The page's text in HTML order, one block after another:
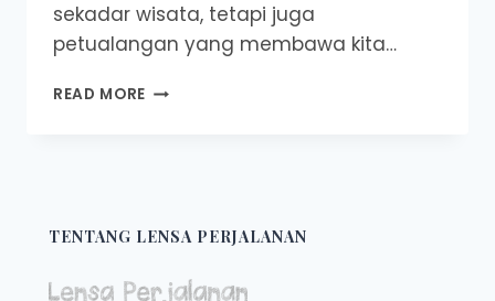
sekadar wisata, tetapi juga
petualangan yang membawa kita…
READ MORE SURGA
TENTANG LENSA PERJALANAN